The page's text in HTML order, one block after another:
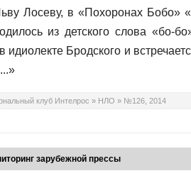
Лосеву, в «Похо­ронах Бобо»
из детского слова «бо-
Бродского и
клуб Интелрос » НЛО » №126, 2014
зарубежной прессы